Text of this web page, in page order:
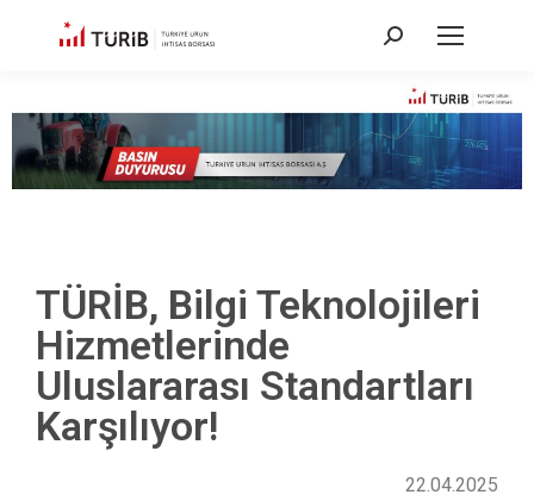
TÜRİB, Bilgi Teknolojileri
Hizmetlerinde
Uluslararası Standartları
Karşılıyor!
22.04.2025